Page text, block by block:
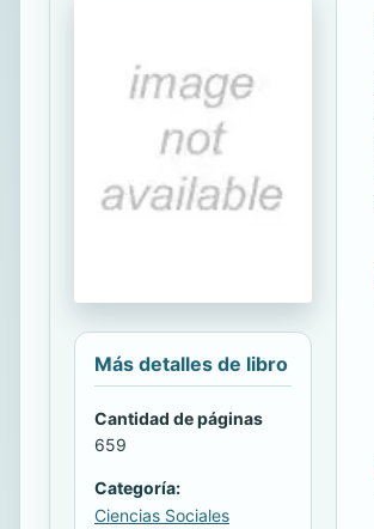
Más detalles de libro
Cantidad de páginas
659
Categoría:
Ciencias Sociales